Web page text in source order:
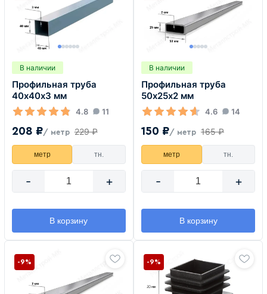
В наличии
Профильная труба
40х40х3 мм
4.8 11
208 ₽/ метр 229 ₽
метр тн.
- +
В корзину
В наличии
Профильная труба
50х25х2 мм
4.6 14
150 ₽/ метр 165 ₽
метр тн.
- +
В корзину
-9% -9%